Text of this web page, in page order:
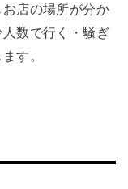
店の場所が分か
数で行く・騒ぎ
す。